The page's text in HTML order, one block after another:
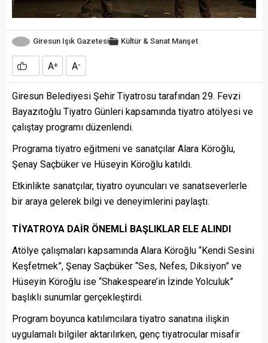
Giresun Işık Gazetesi Kültür & Sanat Manşet
A+ A-
Giresun Belediyesi Şehir Tiyatrosu tarafından 29. Fevzi
Bayazıtoğlu Tiyatro Günleri kapsamında tiyatro atölyesi ve
çalıştay programı düzenlendi.
Programa tiyatro eğitmeni ve sanatçılar Alara Köroğlu,
Şenay Saçbüker ve Hüseyin Köroğlu katıldı.
Etkinlikte sanatçılar, tiyatro oyuncuları ve sanatseverlerle
bir araya gelerek bilgi ve deneyimlerini paylaştı.
TİYATROYA DAİR ÖNEMLİ BAŞLIKLAR ELE ALINDI
Atölye çalışmaları kapsamında Alara Köroğlu “Kendi Sesini
Keşfetmek”, Şenay Saçbüker “Ses, Nefes, Diksiyon” ve
Hüseyin Köroğlu ise “Shakespeare’in İzinde Yolculuk”
başlıklı sunumlar gerçekleştirdi.
Program boyunca katılımcılara tiyatro sanatına ilişkin
uygulamalı bilgiler aktarılırken, genç tiyatrocular misafir